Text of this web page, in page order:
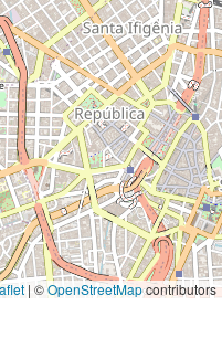
| ©OpenStreetMapcontributors